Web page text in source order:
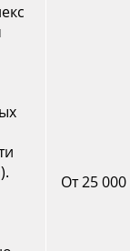
От 25 000